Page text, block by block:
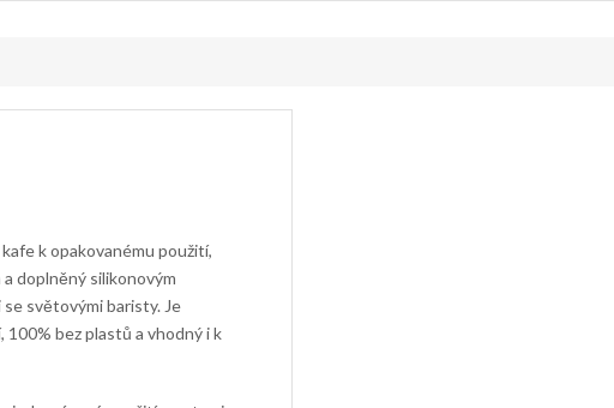
k opakovanému použití,
doplněný silikonovým
světovými baristy. Je
bez plastů a vhodný i k